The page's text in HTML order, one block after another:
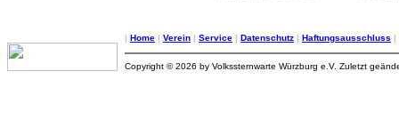
| Home | Verein | Service | Datenschutz | Haftungsausschluss |
Copyright © 2026 by Volkssternwarte Würzburg e.V. Zuletzt